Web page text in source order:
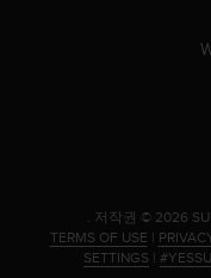
. 저작권 © 2026
TERMS OF USE |
SETTINGS |